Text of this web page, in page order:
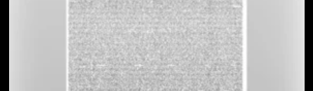
поддержку
OxygenOS
и
Realme
UI
—
OnePlus